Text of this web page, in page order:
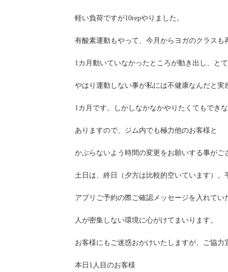
軽い負荷ですが10repやりました。
有酸素運動もやって、今月からヨガのクラスも
1カ月動いていなかったところが動き出し、と
やはり運動しない事が私には不健康なんだと実
1カ月です。しかしなかなかやりたくてもでき
ありますので、ジム内でも極力他のお客様と
かぶらないよう時間の変更をお願いする事がご
土日は、終日（夕方は比較的空いています）。
アプリご予約の際ご確認メッセージを入れてい
人が密集しない環境に心がけてまいります。
お客様にもご迷惑おかけいたしますが、ご協力
本日1人目のお客様